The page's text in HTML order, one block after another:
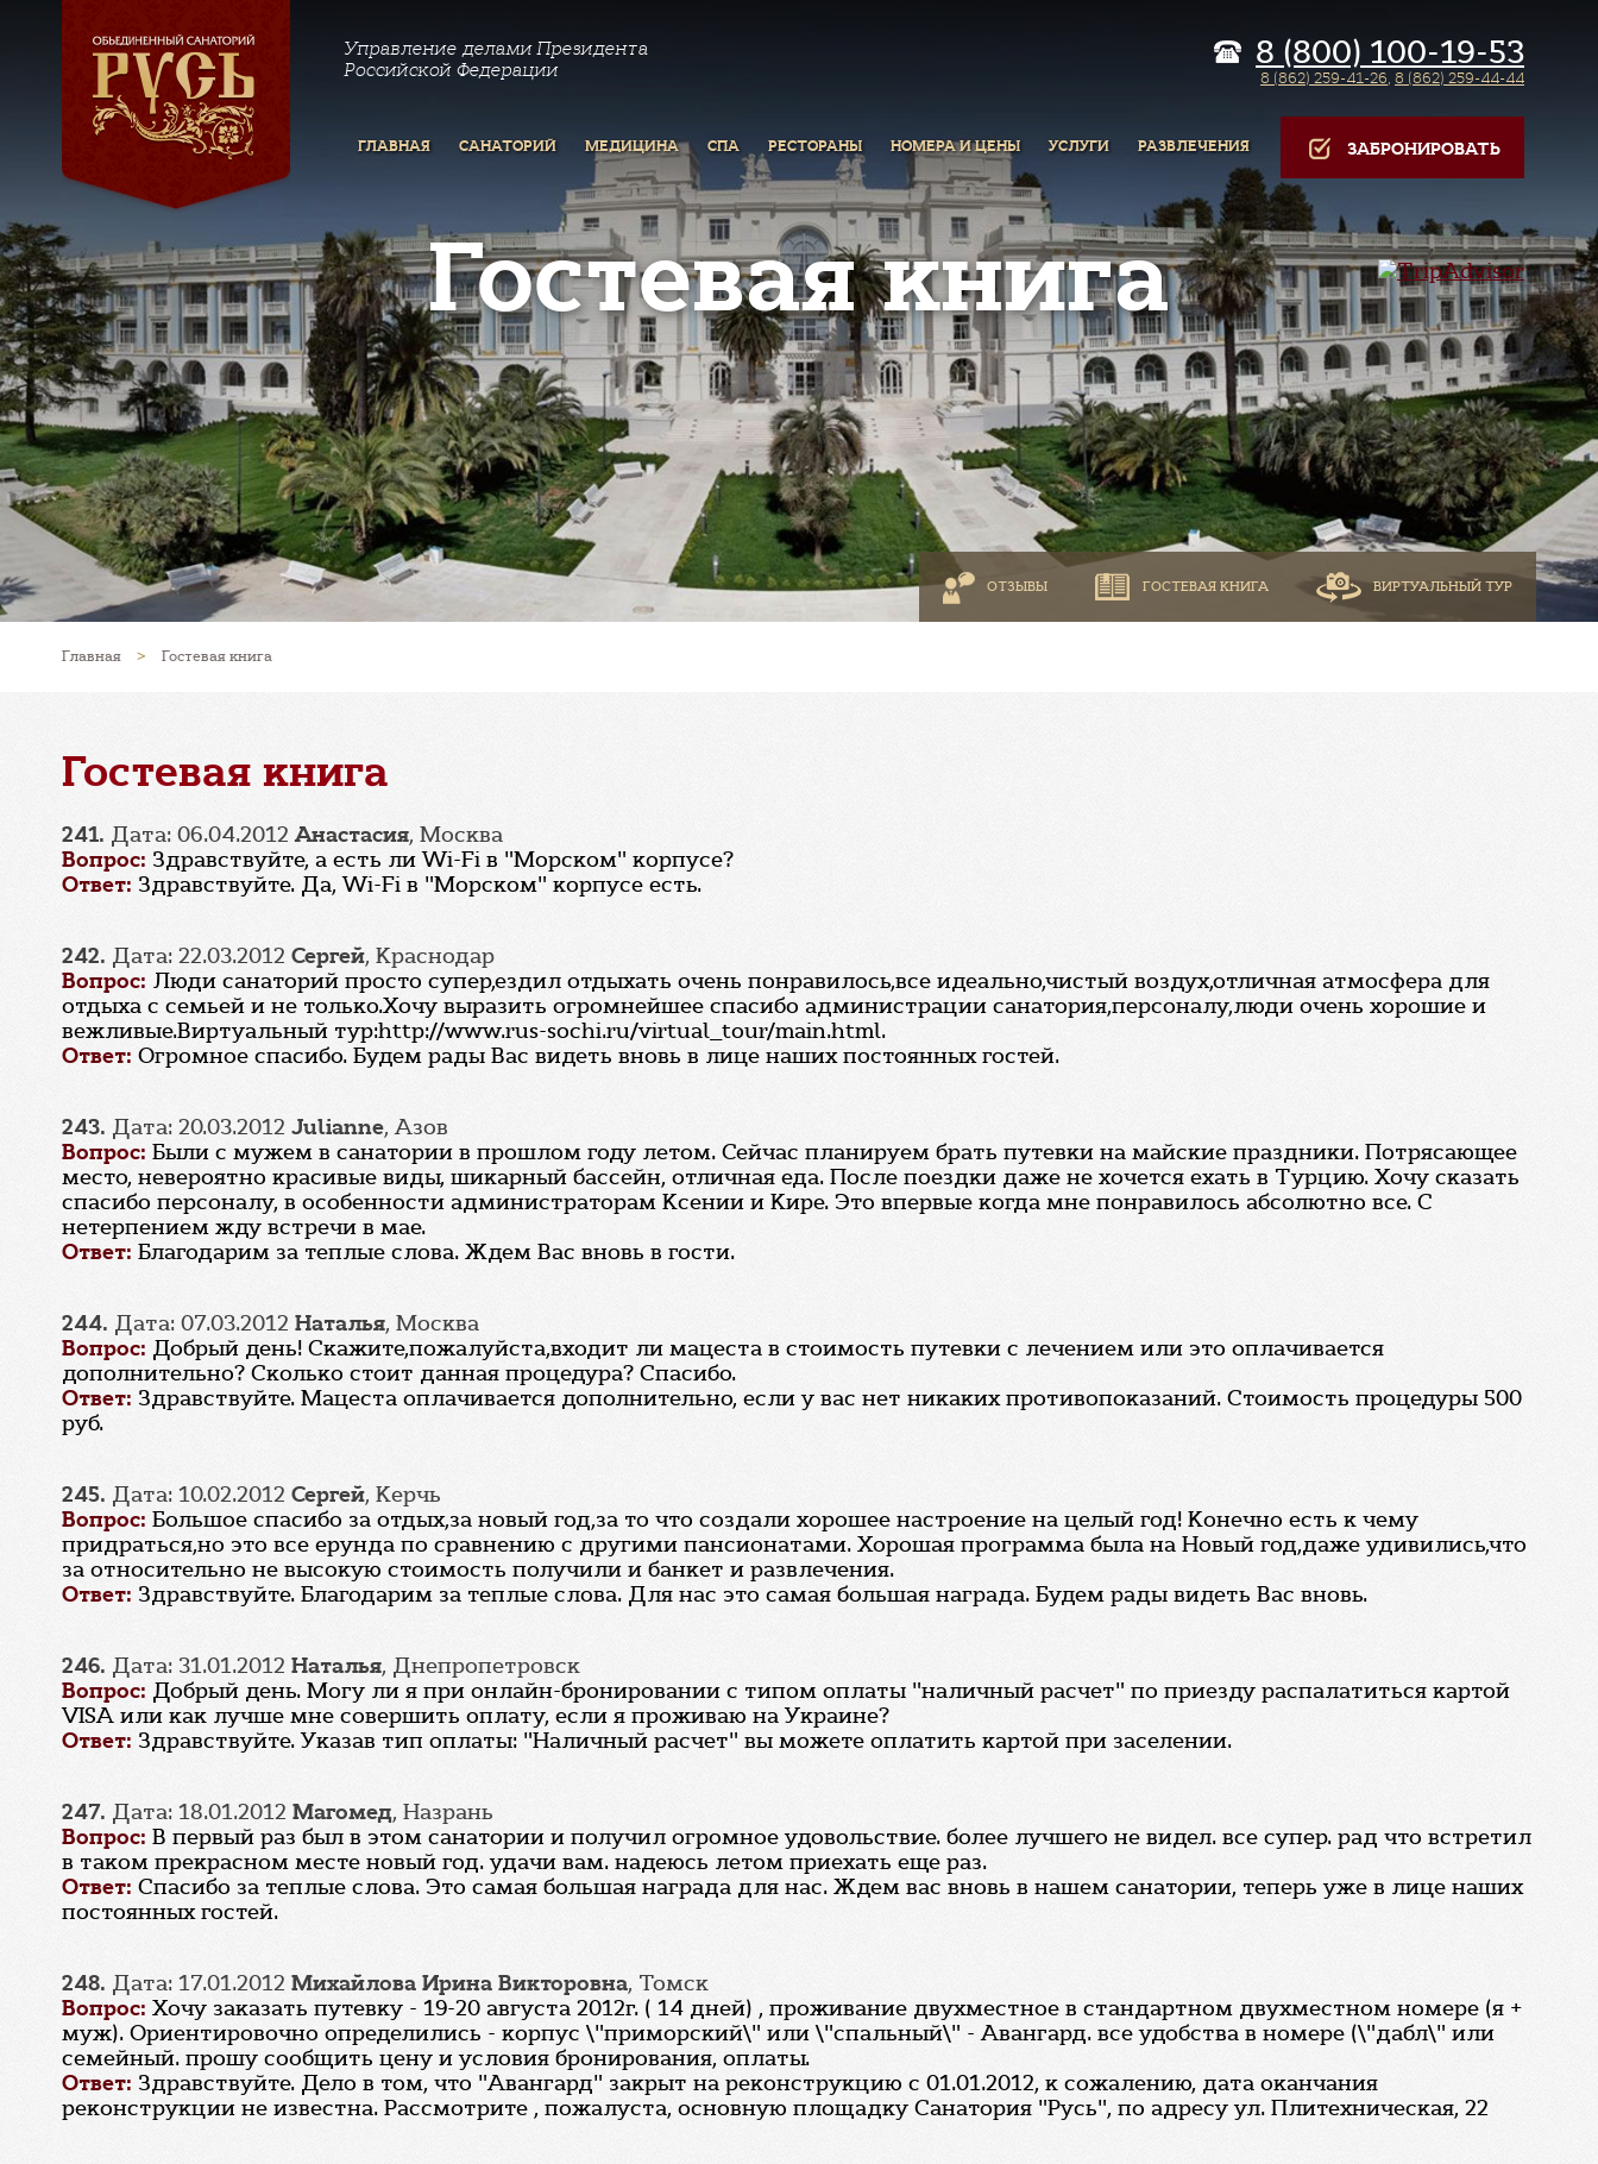
Управление делами Президента
Российской Федерации
8 (800) 100-19-53
8 (862) 259-41-26, 8 (862) 259-44-44
ГЛАВНАЯ САНАТОРИЙ МЕДИЦИНА СПА РЕСТОРАНЫ НОМЕРА И ЦЕНЫ УСЛУГИ РАЗВЛЕЧЕНИЯ ЗАБРОНИРОВАТЬ
Гостевая книга
ОТЗЫВЫ ГОСТЕВАЯ КНИГА ВИРТУАЛЬНЫЙ ТУР
Главная > Гостевая книга
Гостевая книга
241. Дата: 06.04.2012Анастасия, Москва
Вопрос: Здравствуйте, а есть ли Wi-Fi в "Морском" корпусе?
Ответ: Здравствуйте. Да, Wi-Fi в "Морском" корпусе есть.
242. Дата: 22.03.2012 Сергей, Краснодар
Вопрос: Люди санаторий просто супер,ездил отдыхать очень понравилось,все идеально,чистый воздух,отличная атмосфера для
отдыха с семьей и не только.Хочу выразить огромнейшее спасибо администрации санатория,персоналу,люди очень хорошие и
вежливые.Виртуальный тур:http://www.rus-sochi.ru/virtual_tour/main.html.
Ответ: Огромное спасибо. Будем рады Вас видеть вновь в лице наших постоянных гостей.
243. Дата: 20.03.2012 Julianne, Азов
Вопрос: Были с мужем в санатории в прошлом году летом. Сейчас планируем брать путевки на майские праздники. Потрясающее
место, невероятно красивые виды, шикарный бассейн, отличная еда. После поездки даже не хочется ехать в Турцию. Хочу сказать
спасибо персоналу, в особенности администраторам Ксении и Кире. Это впервые когда мне понравилось абсолютно все. С
нетерпением жду встречи в мае.
Ответ: Благодарим за теплые слова. Ждем Вас вновь в гости.
244. Дата: 07.03.2012 Наталья, Москва
Вопрос: Добрый день! Скажите,пожалуйста,входит ли мацеста в стоимость путевки с лечением или это оплачивается
дополнительно? Сколько стоит данная процедура? Спасибо.
Ответ: Здравствуйте. Мацеста оплачивается дополнительно, если у вас нет никаких противопоказаний. Стоимость процедуры 500
руб.
245. Дата: 10.02.2012 Сергей, Керчь
Вопрос: Большое спасибо за отдых,за новый год,за то что создали хорошее настроение на целый год! Конечно есть к чему
придраться,но это все ерунда по сравнению с другими пансионатами. Хорошая программа была на Новый год,даже удивились,что
за относительно не высокую стоимость получили и банкет и развлечения.
Ответ: Здравствуйте. Благодарим за теплые слова. Для нас это самая большая награда. Будем рады видеть Вас вновь.
246. Дата: 31.01.2012 Наталья, Днепропетровск
Вопрос: Добрый день. Могу ли я при онлайн-бронировании с типом оплаты "наличный расчет" по приезду распалатиться картой
VISA или как лучше мне совершить оплату, если я проживаю на Украине?
Ответ: Здравствуйте. Указав тип оплаты: "Наличный расчет" вы можете оплатить картой при заселении.
247. Дата: 18.01.2012 Магомед, Назрань
Вопрос: В первый раз был в этом санатории и получил огромное удовольствие. более лучшего не видел. все супер. рад что встретил
в таком прекрасном месте новый год. удачи вам. надеюсь летом приехать еще раз.
Ответ: Спасибо за теплые слова. Это самая большая награда для нас. Ждем вас вновь в нашем санатории, теперь уже в лице наших
постоянных гостей.
248. Дата: 17.01.2012 Михайлова Ирина Викторовна, Томск
Вопрос: Хочу заказать путевку - 19-20 августа 2012г. ( 14 дней) , проживание двухместное в стандартном двухместном номере (я +
муж). Ориентировочно определились - корпус \"приморский\" или \"спальный\" - Авангард. все удобства в номере (\"дабл\" или
семейный. прошу сообщить цену и условия бронирования, оплаты.
Ответ: Здравствуйте. Дело в том, что "Авангард" закрыт на реконструкцию с 01.01.2012, к сожалению, дата оканчания
реконструкции не известна. Рассмотрите , пожалуста, основную площадку Санатория "Русь", по адресу ул. Плитехническая, 22